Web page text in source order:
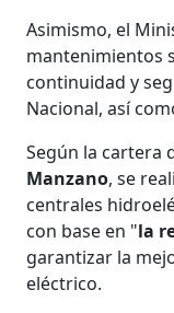
Asimismo, el
mantenimientos
continuidad y
Nacional, así
Según la cartera
Manzano, se
centrales
con base en "la
garantizar la
eléctrico.